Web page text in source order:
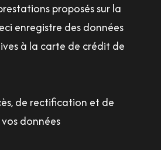
proposés sur la
enregistre des données
à la carte de crédit de
de rectification et de
données